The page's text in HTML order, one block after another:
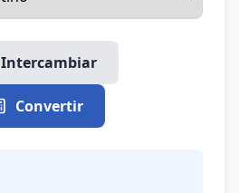
Intercambiar
Convertir